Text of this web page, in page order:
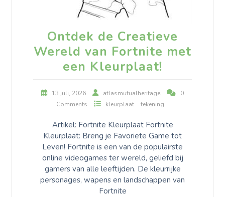
Ontdek de Creatieve
Wereld van Fortnite met
een Kleurplaat!
13 juli, 2026 atlasmutualheritage
0
Comments
kleurplaat tekening
Artikel: Fortnite Kleurplaat Fortnite
Kleurplaat: Breng je Favoriete Game tot
Leven! Fortnite is een van de populairste
online videogames ter wereld, geliefd bij
gamers van alle leeftijden. De kleurrijke
personages, wapens en landschappen van
Fortnite